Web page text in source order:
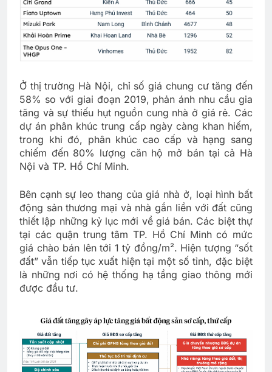
Ở thị trường Hà Nội, chỉ số giá chung cư tăng đến
58% so với giai đoạn 2019, phản ánh nhu cầu gia
tăng và sự thiếu hụt nguồn cung nhà ở giá rẻ. Các
dự án phân khúc trung cấp ngày càng khan hiếm,
trong khi đó, phân khúc cao cấp và hạng sang
chiếm đến 80% lượng căn hộ mở bán tại cả Hà
Nội và TP. Hồ Chí Minh.
Bên cạnh sự leo thang của giá nhà ở, loại hình bất
động sản thương mại và nhà gắn liền với đất cũng
thiết lập những kỷ lục mới về giá bán. Các biệt thự
tại các quận trung tâm TP. Hồ Chí Minh có mức
giá chào bán lên tới 1 tỷ đồng/m². Hiện tượng “sốt
đất” vẫn tiếp tục xuất hiện tại một số tỉnh, đặc biệt
là những nơi có hệ thống hạ tầng giao thông mới
được đầu tư.